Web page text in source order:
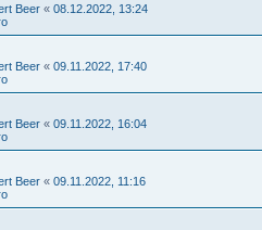
Beer « 08.12.2022, 13:24
Beer « 09.11.2022, 17:40
Beer « 09.11.2022, 16:04
Beer « 09.11.2022, 11:16